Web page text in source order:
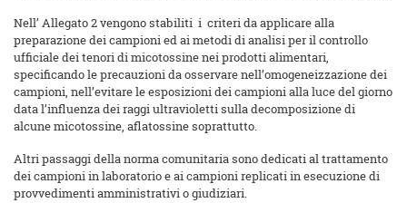
Nell’ Allegato 2 vengono stabiliti i criteri da applicare alla
preparazione dei campioni ed ai metodi di analisi per il controllo
ufficiale dei tenori di micotossine nei prodotti alimentari,
specificando le precauzioni da osservare nell’omogeneizzazione dei
campioni, nell’evitare le esposizioni dei campioni alla luce del giorno
data l’influenza dei raggi ultravioletti sulla decomposizione di
alcune micotossine, aflatossine soprattutto.
Altri passaggi della norma comunitaria sono dedicati al trattamento
dei campioni in laboratorio e ai campioni replicati in esecuzione di
provvedimenti amministrativi o giudiziari.